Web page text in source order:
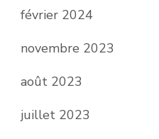
février 2024
novembre 2023
août 2023
juillet 2023